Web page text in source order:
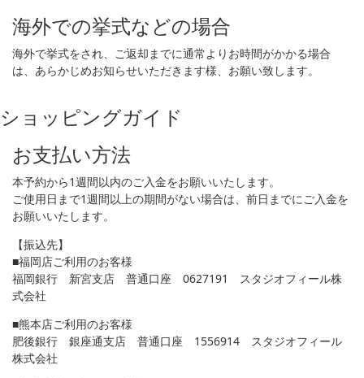
海外での挙式などの場合
海外で挙式をされ、ご返却までに通常よりお時間がかかる場合
は、あらかじめお知らせいただきます様、お願い致します。
ショッピングガイド
お支払い方法
本予約から1週間以内のご入金をお願いいたします。
ご使用日まで1週間以上の期間がない場合は、前日までにご入金を
お願いいたします。
【振込先】
■福岡店ご利用のお客様
福岡銀行 新宮支店 普通口座 0627191 スタジオフィール株
式会社
■熊本店ご利用のお客様
肥後銀行 銀座通支店 普通口座 1556914 スタジオフィール
株式会社